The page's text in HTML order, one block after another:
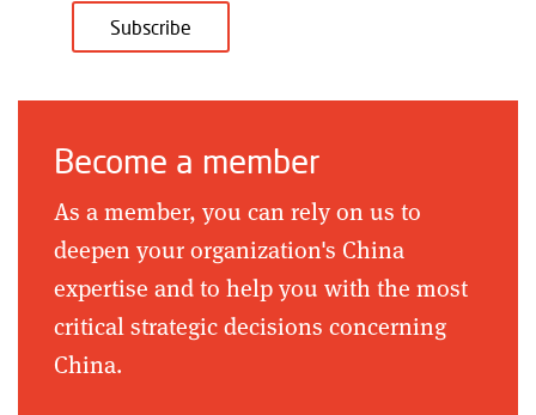
Subscribe
Become a member
As a member, you can rely on us to
deepen your organization's China
expertise and to help you with the most
critical strategic decisions concerning
China.